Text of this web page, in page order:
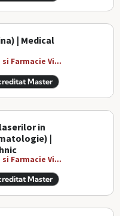
| Medical
Farmacie Vi...
Master
in
|
Farmacie Vi...
Master